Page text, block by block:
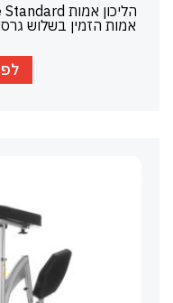
אמות הזמין בשלוש